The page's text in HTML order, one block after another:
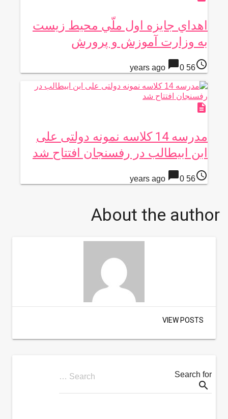
اهداي جايزه اول ملّي محيط زيست
به وزارت آموزش و پرورش
access_time
56 years ago
chat_bubble0
description
مدرسه 14 کلاسه نمونه دولتی علی
ابن ابیطالب در رفسنجان افتتاح شد
access_time
56 years ago
chat_bubble0
About the author
VIEW POSTS
Search for
Search …
search